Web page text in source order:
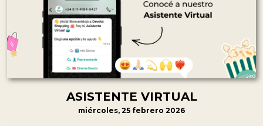
ASISTENTE VIRTUAL
miércoles, 25 febrero 2026